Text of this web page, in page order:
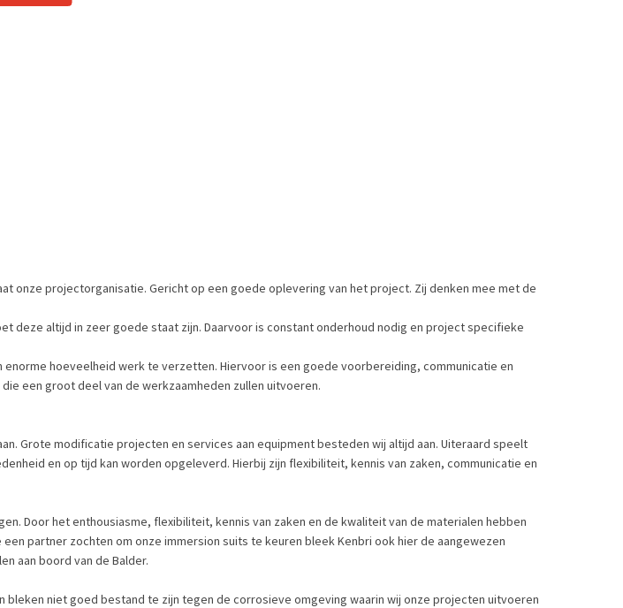
onze projectorganisatie. Gericht op een goede oplevering van het project. Zij denken mee met de
deze altijd in zeer goede staat zijn. Daarvoor is constant onderhoud nodig en project specifieke
hoeveelheid werk te verzetten. Hiervoor is een goede voorbereiding, communicatie en
een groot deel van de werkzaamheden zullen uitvoeren.
Grote modificatie projecten en services aan equipment besteden wij altijd aan. Uiteraard speelt
en op tijd kan worden opgeleverd. Hierbij zijn flexibiliteit, kennis van zaken, communicatie en
Door het enthousiasme, flexibiliteit, kennis van zaken en de kwaliteit van de materialen hebben
partner zochten om onze immersion suits te keuren bleek Kenbri ook hier de aangewezen
aan boord van de Balder.
niet goed bestand te zijn tegen de corrosieve omgeving waarin wij onze projecten uitvoeren